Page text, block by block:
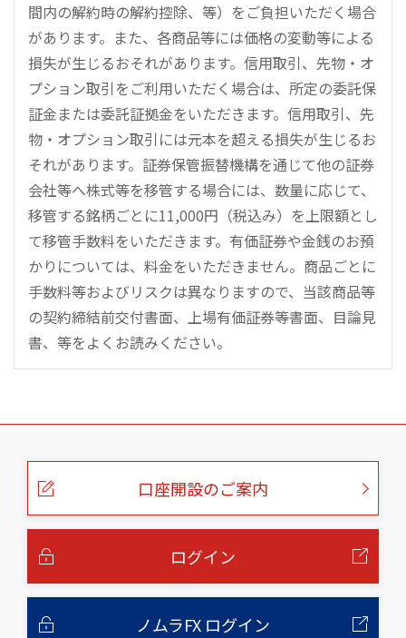
間内の解約時の解約控除、等）をご負担いただく場合
があります。また、各商品等には価格の変動等による
損失が生じるおそれがあります。信用取引、先物・オ
プション取引をご利用いただく場合は、所定の委託保
証金または委託証拠金をいただきます。信用取引、先
物・オプション取引には元本を超える損失が生じるお
それがあります。証券保管振替機構を通じて他の証券
会社等へ株式等を移管する場合には、数量に応じて、
移管する銘柄ごとに11,000円（税込み）を上限額とし
て移管手数料をいただきます。有価証券や金銭のお預
かりについては、料金をいただきません。商品ごとに
手数料等およびリスクは異なりますので、当該商品等
の契約締結前交付書面、上場有価証券等書面、目論見
書、等をよくお読みください。
こ
口座開設のご案内
ログイン
ノムラFX ログイン